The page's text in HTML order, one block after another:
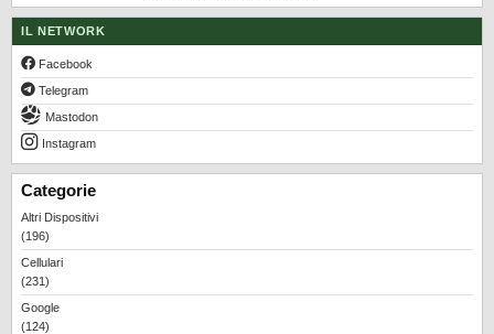
IL NETWORK
Facebook
Telegram
Mastodon
Instagram
Categorie
Altri Dispositivi
(196)
Cellulari
(231)
Google
(124)